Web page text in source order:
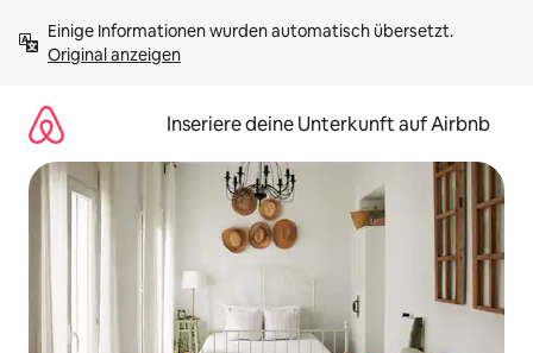
Inhalten
springenOriginal anzeigen
Inseriere deine Unterkunft auf Airbnb